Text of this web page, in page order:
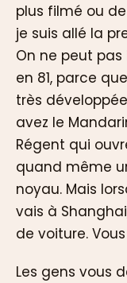
plus filmé ou
je suis allé la
On ne peut
en 81, parce
très
avez le
Régent qui
quand même
noyau. Mais
vais à
de voiture.
Les gens vous